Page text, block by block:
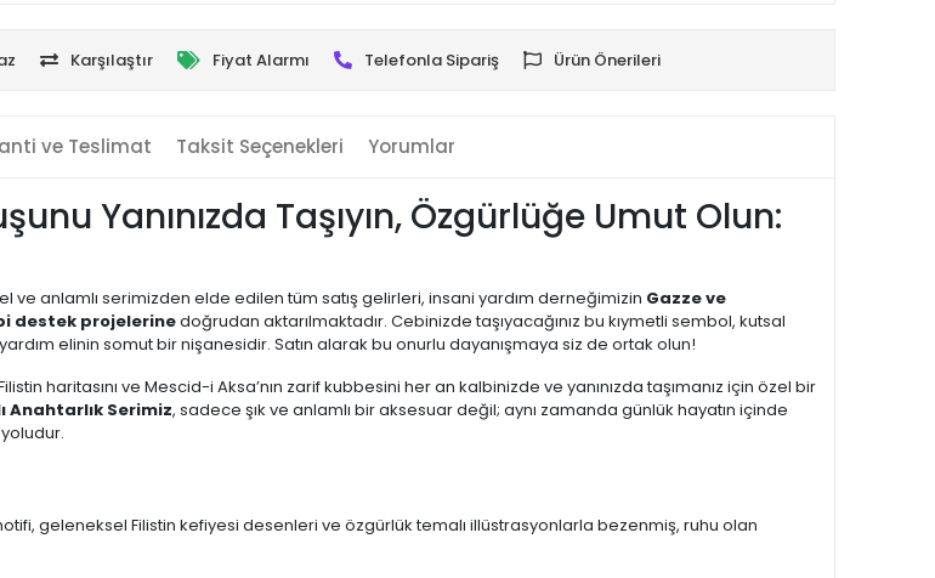
Karşılaştır Fiyat Alarmı Telefonla Sipariş Ürün Önerileri
ve Teslimat Taksit Seçenekleri Yorumlar
Yanınızda Taşıyın, Özgürlüğe Umut Olun:
ve anlamlı serimizden elde edilen tüm satış gelirleri, insani yardım derneğimizin Gazze ve
destek projelerinedoğrudan aktarılmaktadır. Cebinizde taşıyacağınız bu kıymetli sembol, kutsal
elinin somut bir nişanesidir. Satın alarak bu onurlu dayanışmaya siz de ortak olun!
haritasını ve Mescid-i Aksa’nın zarif kubbesini her an kalbinizde ve yanınızda taşımanız için özel bir
Anahtarlık Serimiz, sadece şık ve anlamlı bir aksesuar değil; aynı zamanda günlük hayatın içinde
geleneksel Filistin kefiyesi desenleri ve özgürlük temalı illüstrasyonlarla bezenmiş, ruhu olan